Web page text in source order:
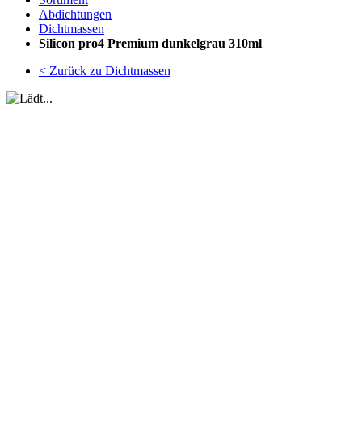
Abdichtungen
Dichtmassen
Silicon pro4 Premium dunkelgrau 310ml
< Zurück zu Dichtmassen